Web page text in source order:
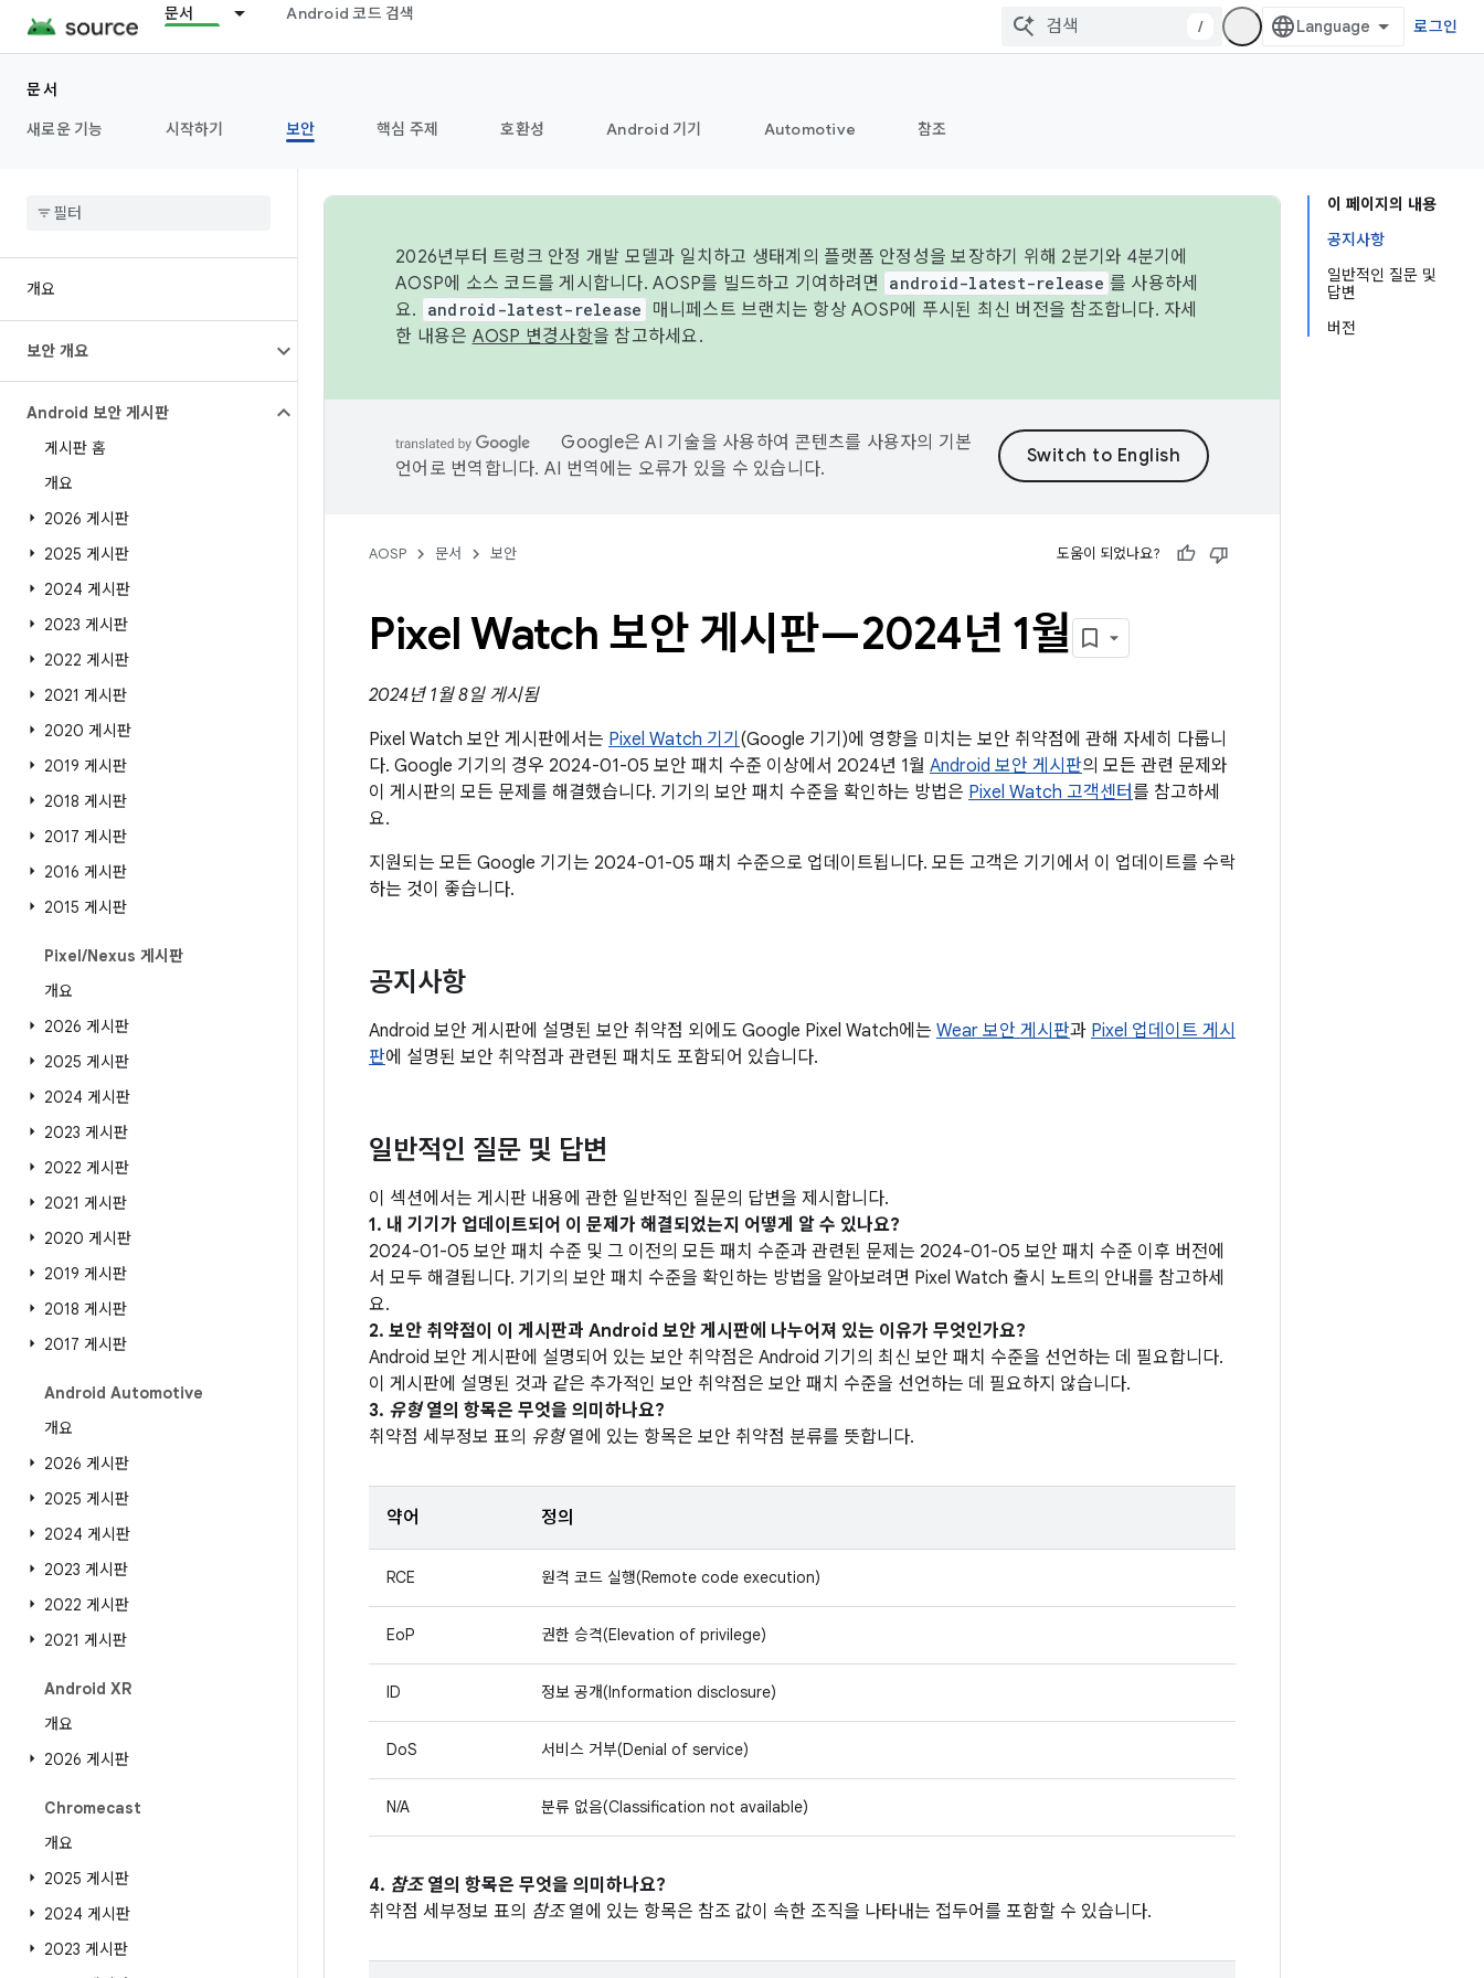
문서 Android 코드 검색
/ 로그인
문서
새로운 기능
시작하기 보안 핵심 주제 호환성 Android 기기 Automotive 참조
개요
보안 개요
Android 보안 게시판
게시판 홈
개요
2026 게시판
2025 게시판
2024 게시판
2023 게시판
2022 게시판
2021 게시판
2020 게시판
2019 게시판
2018 게시판
2017 게시판
2016 게시판
2015 게시판
Pixel/Nexus 게시판
개요
2026 게시판
2025 게시판
2024 게시판
2023 게시판
2022 게시판
2021 게시판
2020 게시판
2019 게시판
2018 게시판
2017 게시판
Android Automotive
개요
2026 게시판
2025 게시판
2024 게시판
2023 게시판
2022 게시판
2021 게시판
Android XR
개요
2026 게시판
Chromecast
개요
2025 게시판
2024 게시판
2023 게시판
이 페이지의 내용
공지사항
일반적인 질문 및
답변
버전
2026년부터 트렁크 안정 개발 모델과 일치하고 생태계의 플랫폼 안정성을 보장하기 위해 2분기와 4분기에
AOSP에 소스 코드를 게시합니다. AOSP를 빌드하고 기여하려면
android-latest-release 를 사용하세
요.
android-latest-release
매니페스트 브랜치는 항상 AOSP에 푸시된 최신 버전을 참조합니다. 자세
한 내용은 AOSP 변경사항을 참고하세요.
Google은 AI 기술을 사용하여 콘텐츠를 사용자의 기본
언어로 번역합니다. AI 번역에는 오류가 있을 수 있습니다.
AOSP 문서 보안 도움이 되었나요?
Pixel Watch 보안 게시판—2024년 1월
2024년 1월 8일 게시됨
Pixel Watch 보안 게시판에서는 Pixel Watch 기기 (Google 기기)에 영향을 미치는 보안 취약점에 관해 자세히 다룹니
다. Google 기기의 경우 2024-01-05 보안 패치 수준 이상에서 2024년 1월 Android 보안 게시판의 모든 관련 문제와
이 게시판의 모든 문제를 해결했습니다. 기기의 보안 패치 수준을 확인하는 방법은 Pixel Watch 고객센터를 참고하세
요.
지원되는 모든 Google 기기는 2024-01-05 패치 수준으로 업데이트됩니다. 모든 고객은 기기에서 이 업데이트를 수락
하는 것이 좋습니다.
공지사항
Android 보안 게시판에 설명된 보안 취약점 외에도 Google Pixel Watch에는 Wear 보안 게시판과 Pixel 업데이트 게시
판에 설명된 보안 취약점과 관련된 패치도 포함되어 있습니다.
일반적인 질문 및 답변
이 섹션에서는 게시판 내용에 관한 일반적인 질문의 답변을 제시합니다.
1. 내 기기가 업데이트되어 이 문제가 해결되었는지 어떻게 알 수 있나요?
2024-01-05 보안 패치 수준 및 그 이전의 모든 패치 수준과 관련된 문제는 2024-01-05 보안 패치 수준 이후 버전에
서 모두 해결됩니다. 기기의 보안 패치 수준을 확인하는 방법을 알아보려면 Pixel Watch 출시 노트의 안내를 참고하세
요.
2. 보안 취약점이 이 게시판과 Android 보안 게시판에 나누어져 있는 이유가 무엇인가요?
Android 보안 게시판에 설명되어 있는 보안 취약점은 Android 기기의 최신 보안 패치 수준을 선언하는 데 필요합니다.
이 게시판에 설명된 것과 같은 추가적인 보안 취약점은 보안 패치 수준을 선언하는 데 필요하지 않습니다.
3. 유형열의 항목은 무엇을 의미하나요?
취약점 세부정보 표의 유형열에 있는 항목은 보안 취약점 분류를 뜻합니다.
약어 정의
RCE 원격 코드 실행(Remote code execution)
EoP 권한 승격(Elevation of privilege)
ID 정보 공개(Information disclosure)
DoS 서비스 거부(Denial of service)
N/A 분류 없음(Classification not available)
4. 참조열의 항목은 무엇을 의미하나요?
취약점 세부정보 표의 참조열에 있는 항목은 참조 값이 속한 조직을 나타내는 접두어를 포함할 수 있습니다.